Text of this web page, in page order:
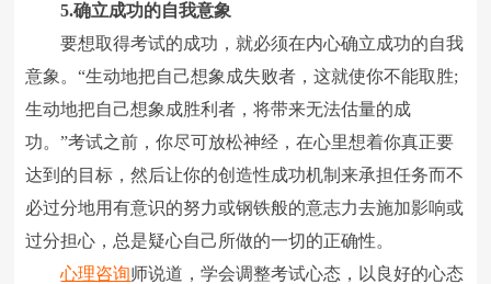
5.确立成功的自我意象
要想取得考试的成功，就必须在内心确立成功的自我
意象。“生动地把自己想象成失败者，这就使你不能取胜;
生动地把自己想象成胜利者，将带来无法估量的成
功。”考试之前，你尽可放松神经，在心里想着你真正要
达到的目标，然后让你的创造性成功机制来承担任务而不
必过分地用有意识的努力或钢铁般的意志力去施加影响或
过分担心，总是疑心自己所做的一切的正确性。
心理咨询师说道，学会调整考试心态，以良好的心态